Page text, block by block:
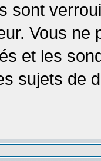
sont
Vous
et les
sujets de